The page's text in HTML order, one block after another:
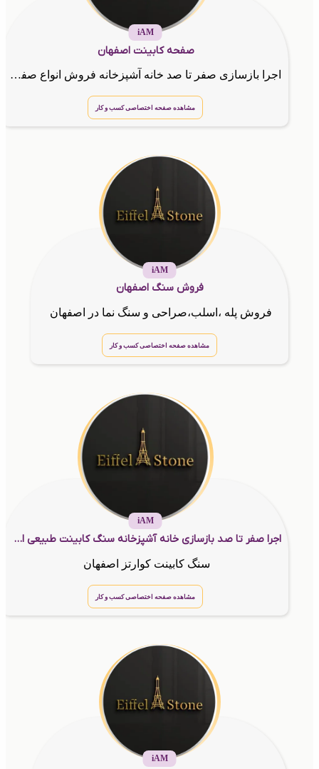
iAM
صفحه کابینت اصفهان
اجرا بازسازی صفر تا صد خانه آشپزخانه فروش انواع صفحه کابینت در اصفهان
مشاهده صفحه اختصاصی کسب و کار
iAM
فروش سنگ اصفهان
فروش پله ،اسلب،صراحی و سنگ نما در اصفهان
مشاهده صفحه اختصاصی کسب و کار
iAM
اجرا صفر تا صد بازسازی خانه آشپزخانه سنگ کابینت طبیعی اصفهان
سنگ کابینت کوارتز اصفهان
مشاهده صفحه اختصاصی کسب و کار
iAM